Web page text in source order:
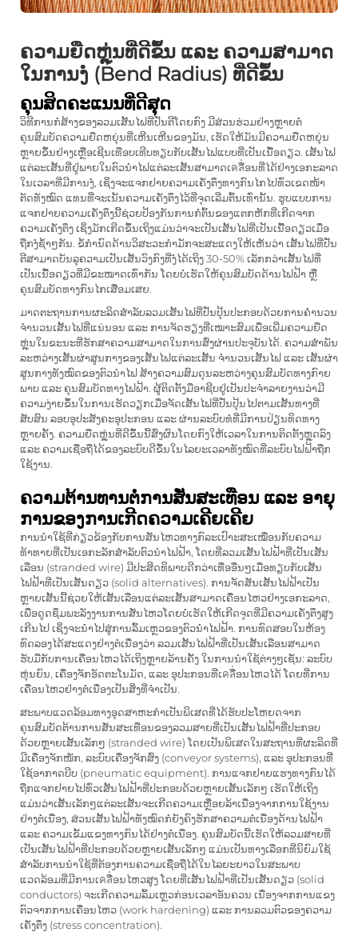
ຄວາມຍືດຫຼຸ່ນທີ່ດີຂຶ້ນ ແລະ ຄວາມສາມາດ
ໃນການງໍ່ (Bend Radius) ທີ່ດີຂຶ້ນ
ຄຸນສິດຄະແນນທີ່ດີສຸດ
ວິທີການກໍ່ສ້າງຂອງລວມເສັ້ນໄຟທີ່ປັ່ນຕີໂດຍກົງ ມີສ່ວນຮ່ວມຢ່າງຫຼາຍຕໍ່
ຄຸນສົມບັດຄວາມຍືດຫຍຸ່ນທີ່ເຫີນເຫີນຂອງມັນ, ເຮັດໃຫ້ມັນມີຄວາມຍືດຫຍຸ່ນ
ຫຼາຍຂຶ້ນຢ່າງເຫຼືອເຊີນເທືອບເທີບທຽບກັບເສັ້ນໄຟແບບທີ່ເປັນເນື້ອດຽວ. ເສັ້ນໄຟ
ແຕ່ລະເສັ້ນທີ່ຢູ່ພາຍໃນຕົວນຳໄຟແຕ່ລະເສັ້ນສາມາດເคลື່ອນທີ່ໄດ້ຢ່າງເອກະລາດ
ໃນເວລາທີ່ມີການງໍ່, ເຊິ່ງຈະແຈກຢາຍຄວາມເຄັ່ງຕຶງທາງກົນໄກໄປທົ່ວເຂດໜ້າ
ຕັດທັງໝົດ ແທນທີ່ຈະເນັ້ນຄວາມເຄັ່ງຕຶງໄວ້ທີ່ຈຸດເລີ່ມຕົ້ນເທົ່ານັ້ນ. ຮູບແບບການ
ແຈກຢາຍຄວາມເຄັ່ງຕຶງນີ້ຊ່ວຍປ້ອງກັນການກໍ່ຕົ້ນຂອງແຕກຫັກທີ່ເກີດຈາກ
ຄວາມເຄັ່ງຕຶງ ເຊິ່ງມັກເກີດຂຶ້ນເຖິງແມ່ນວ່າຈະເປັນເສັ້ນໄຟທີ່ເປັນເນື້ອດຽວເມື່ອ
ຖືກງໍ່ຊ້ຳໆກັນ. ຂໍ້ກຳນົດດ້ານວິສະວະກຳມັກຈະສະແດງໃຫ້ເຫັນວ່າ ເສັ້ນໄຟທີ່ປັ່ນ
ຕີສາມາດບັນລຸຄວາມເປັນເສັ້ນວົງກົງທີ່ງໍ່ໄດ້ເຖິງ 30-50% ເລັກກວ່າເສັ້ນໄຟທີ່
ເປັນເນື້ອດຽວທີ່ມີຂະໜາດເທົ່າກັນ ໂດຍບໍ່ເຮັດໃຫ້ຄຸນສົມບັດດ້ານໄຟຟ້າ ຫຼື
ຄຸນສົມບັດທາງກົນໄກເສື່ອມເສຍ.
ມາດຕະຖານການຜະລິດສຳລັບລວມເສັ້ນໄຟທີ່ປັ່ນປຸ້ນປະກອບດ້ວຍການຄຳນວນ
ຈຳນວນເສັ້ນໄຟທີ່ແນ່ນອນ ແລະ ການຈັດຮຽງທີ່ເໝາະສົມເພື່ອເພີ່ມຄວາມຍືດ
ຫຼຸ່ນໃນຂະນະທີ່ຮັກສາຄວາມສາມາດໃນການສົ່ງຜ່ານປະຈຸບັນໄດ້. ຄວາມສຳພັນ
ລະຫວ່າງເສັ້ນຜ່າສູນກາງຂອງເສັ້ນໄຟແຕ່ລະເສັ້ນ ຈຳນວນເສັ້ນໄຟ ແລະ ເສັ້ນຜ່າ
ສູນກາງທັງໝົດຂອງຕົວນຳໄຟ ສ້າງຄວາມສົມດຸນລະຫວ່າງຄຸນສົມບັດທາງກົາຍ
ພາບ ແລະ ຄຸນສົມບັດທາງໄຟຟ້າ. ຜູ້ຕິດຕັ້ງມືອາຊີບຢູ່ເປັນປະຈຳລາຍງານວ່າມີ
ຄວາມງ່າຍຂຶ້ນໃນການເຮັດວຽກເມື່ອຈັດເສັ້ນໄຟທີ່ປັ່ນປຸ້ນໄປຕາມເສັ້ນທາງທີ່
ສັບສົນ ລອບອຸປະສັງຄະອຸປະກອນ ແລະ ຜ່ານລະບົບທໍ່ທີ່ມີການປ່ຽນທິດທາງ
ຫຼາຍຄັ້ງ. ຄວາມຍືດຫຼຸ່ນທີ່ດີຂຶ້ນນີ້ສົ່ງຜົນໂດຍກົງໃຫ້ເວລາໃນການຕິດຕັ້ງຫຼຸດລົງ
ແລະ ຄວາມເຊື່ອຖືໄດ້ຂອງລະບົບດີຂຶ້ນໃນໄລຍະເວລາທັງໝົດທີ່ລະບົບໄຟຟ້າຖືກ
ໃຊ້ງານ.
ຄວາມຕ້ານທານຕໍ່ການສັ່ນສະເທືອນ ແລະ ອາຍຸ
ການຂອງການເກີດຄວາມເຄີຍເຄີຍ
ການນຳໃຊ້ທີ່ກ່ຽວຂ້ອງກັບການສັ່ນໄຫວທາງກົລະເປົາະສະເໝືອນກັບຄວາມ
ທ້າທາຍທີ່ເປັນເອກະລັກສຳລັບຕົວນຳໄຟຟ້າ, ໂດຍທີ່ລວມເສັ້ນໄຟຟ້າທີ່ເປັນເສັ້ນ
ເລືອນ (stranded wire) ມີປະສິດທິພາບດີກວ່າເທື່ອອື່ນໆເມື່ອທຽບກັບເສັ້ນ
ໄຟຟ້າທີ່ເປັນເສັ້ນດຽວ (solid alternatives). ການຈັດສັນເສັ້ນໄຟຟ້າເປັນ
ຫຼາຍເສັ້ນນີ້ຊ່ວຍໃຫ້ເສັ້ນເລືອນແຕ່ລະເສັ້ນສາມາດເຄື່ອນໄຫວຢ່າງເອກະລາດ,
ເພື່ອດູດຊຶມພະລັງງານການສັ່ນໄຫວໂດຍບໍ່ເຮັດໃຫ້ເກີດຈຸດທີ່ມີຄວາມເຄັ່ງຕຶງສູງ
ເກີນໄປ ເຊິ່ງຈະນຳໄປສູ່ການລົ້ມເຫຼວຂອງຕົວນຳໄຟຟ້າ. ການທົດສອບໃນຫ້ອງ
ທົດລອງໄດ້ສະແດງຢ່າງຕໍ່ເນື່ອງວ່າ ລວມເສັ້ນໄຟຟ້າທີ່ເປັນເສັ້ນເລືອນສາມາດ
ຮັບມືກັບການເຄື່ອນໄຫວໄດ້ເຖິງຫຼາຍລ້ານຄັ້ງ ໃນການນຳໃຊ້ຕ່າງໆເຊັ່ນ: ລະບົບ
ຫຸ່ນຍົນ, ເຄື່ອງຈັກອັດຕະໂນມັດ, ແລະ ອຸປະກອນທີ່ເคลື່ອນໄຫວໄດ້ ໂດຍທີ່ການ
ເຄື່ອນໄຫວຢ່າງຕໍ່ເນື່ອງເປັນສິ່ງທີ່ຈຳເປັນ.
ສະພາບແວດລ້ອມທາງອຸດສາຫະກຳເປັນພິເສດທີ່ໄດ້ຮັບປະໂຫຍດຈາກ
ຄຸນສົມບັດຕ້ານການສັ່ນສະເທືອນຂອງລວມສາຍທີ່ເປັນເສັ້ນໄຟຟ້າທີ່ປະກອບ
ດ້ວຍຫຼາຍເສັ້ນເລັກໆ (stranded wire) ໂດຍເປັນພິເສດໃນສະຖານທີ່ຜະລິດທີ່
ມີເຄື່ອງຈັກໜັກ, ລະບົບເຄື່ອງຈັກສົ່ງ (conveyor systems), ແລະ ອຸປະກອນທີ່
ໃຊ້ອາກາດບີບ (pneumatic equipment). ການແຈກຢາຍແຮງທາງກົນໄດ້
ຖືກແຈກຢາຍໄປທົ່ວເສັ້ນໄຟຟ້າທີ່ປະກອບດ້ວຍຫຼາຍເສັ້ນເລັກໆ ເຮັດໃຫ້ເຖິງ
ແມ່ນວ່າເສັ້ນເລັກໆແຕ່ລະເສັ້ນຈະເກີດຄວາມເຫຼື່ອຍລ້າເນື່ອງຈາກການໃຊ້ງານ
ຢ່າງຕໍ່ເນື່ອງ, ສ່ວນເສັ້ນໄຟຟ້າທັງໝົດກໍຍັງຄົງຮັກສາຄວາມຕໍ່ເນື່ອງດ້ານໄຟຟ້າ
ແລະ ຄວາມເຂັ້ມແຂງທາງກົນໄດ້ຢ່າງຕໍ່ເນື່ອງ. ຄຸນສົມບັດນີ້ເຮັດໃຫ້ລວມສາຍທີ່
ເປັນເສັ້ນໄຟຟ້າທີ່ປະກອບດ້ວຍຫຼາຍເສັ້ນເລັກໆ ແມ່ນເປັນທາງເລືອກທີ່ນິຍົມໃຊ້
ສຳລັບການນຳໃຊ້ທີ່ຕ້ອງການຄວາມເຊື່ອຖືໄດ້ໃນໄລຍະຍາວໃນສະພາບ
ແວດລ້ອມທີ່ມີການເคลື່ອນໄຫວສູງ ໂດຍທີ່ເສັ້ນໄຟຟ້າທີ່ເປັນເສັ້ນດຽວ (solid
conductors) ຈະເກີດຄວາມລົ້ມເຫຼວກ່ອນເວລາອັນຄວນ ເນື່ອງຈາກການແຂງ
ຕົວຈາກການເຄື່ອນໄຫວ (work hardening) ແລະ ການລວມຕົວຂອງຄວາມ
ເຄັ່ງຕຶງ (stress concentration).